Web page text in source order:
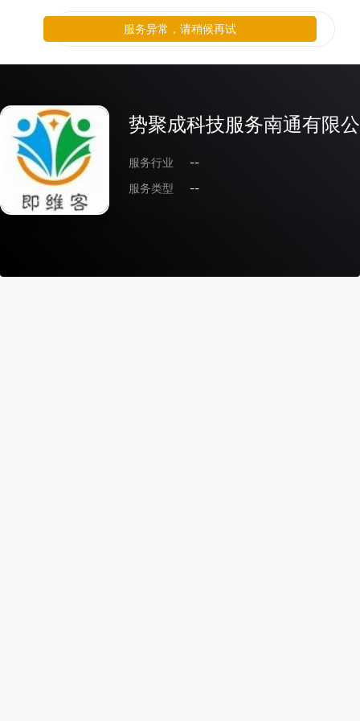
势聚成科技服务南通有限
服务行业
--
服务类型
--
服务异常，请稍候再试